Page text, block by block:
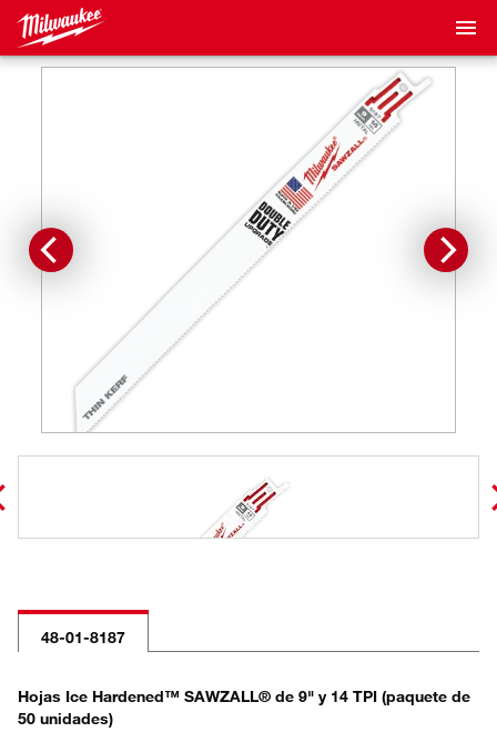
48-01-8187
Hojas Ice Hardened™ SAWZALL® de 9" y 14 TPI (paquete de
50 unidades)